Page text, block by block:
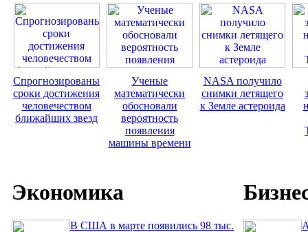
Спрогнозированы
сроки достижения
человечеством
ближайших звезд
Ученые
математически
обосновали
вероятность
появления
машины времени
NASA получило
снимки летящего
к Земле астероида
Экономика
В США в марте появились 98 тыс.